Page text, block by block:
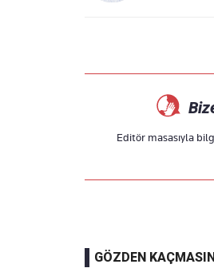
Editör masasıyla
GÖZDEN